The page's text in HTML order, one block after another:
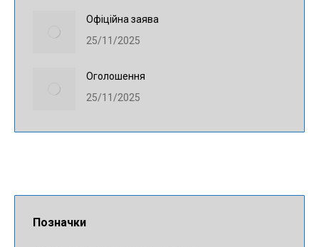
Офіційна заява
25/11/2025
Оголошення
25/11/2025
Позначки